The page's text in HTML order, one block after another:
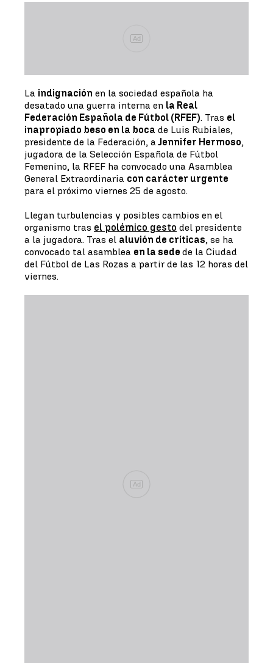
Ad
La indignación en la sociedad española ha
desatado una guerra interna en la Real
Federación Española de Fútbol (RFEF). Tras el
inapropiado beso en la boca de Luis Rubiales,
presidente de la Federación, a Jennifer Hermoso,
jugadora de la Selección Española de Fútbol
Femenino, la RFEF ha convocado una Asamblea
General Extraordinaria con carácter urgente
para el próximo viernes 25 de agosto.
Llegan turbulencias y posibles cambios en el
organismo tras el polémico gesto del presidente
a la jugadora. Tras el aluvión de críticas, se ha
convocado tal asamblea en la sede de la Ciudad
del Fútbol de Las Rozas a partir de las 12 horas del
viernes.
Ad